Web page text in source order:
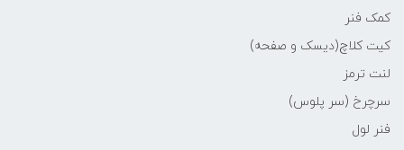
کمک فنر
کیت کلاچ(دیسک و صفحه)
لنت ترمز
سرچرخ (سر پلوس)
فنر لول